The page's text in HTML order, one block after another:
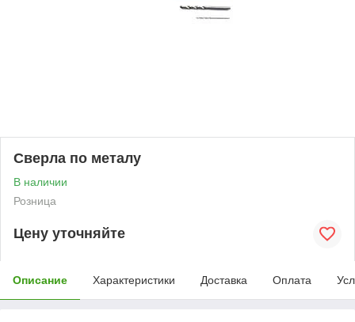
Сверла по металу
В наличии
Розница
Цену уточняйте
Описание Характеристики Доставка Оплата